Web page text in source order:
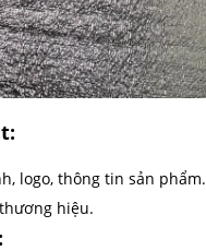
logo, thông tin sản phẩm.
hiệu.